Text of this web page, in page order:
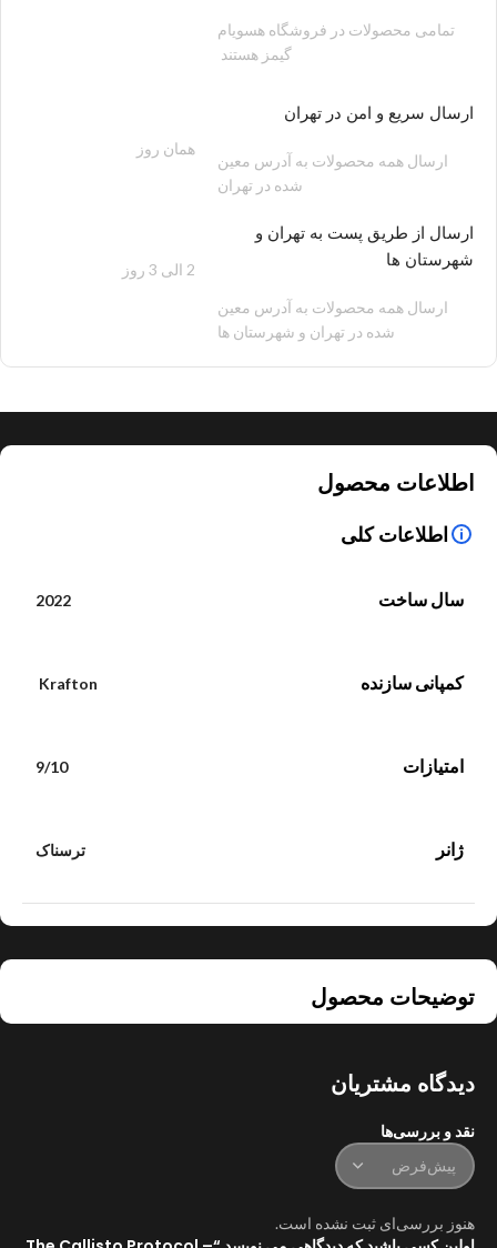
تمامی محصولات در فروشگاه هسویام
گیمز هستند
ارسال سریع و امن در تهران
ارسال همه محصولات به آدرس معین
شده در تهران
همان روز
ارسال از طریق پست به تهران و
شهرستان ها
ارسال همه محصولات به آدرس معین
شده در تهران و شهرستان ها
2 الی 3 روز
توضیحات محصول
اطلاعات محصول
اطلاعات کلی
سال ساخت 2022
کمپانی سازنده Krafton
امتیازات 9/10
ژانر ترسناک
دیدگاه مشتریان
نقد و بررسی‌ها
هنوز بررسی‌ای ثبت نشده است.